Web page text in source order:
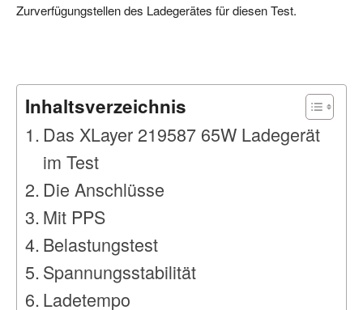
Zurverfügungstellen des Ladegerätes für diesen Test.
Inhaltsverzeichnis
Das XLayer 219587 65W Ladegerät
im Test
Die Anschlüsse
Mit PPS
Belastungstest
Spannungsstabilität
Ladetempo